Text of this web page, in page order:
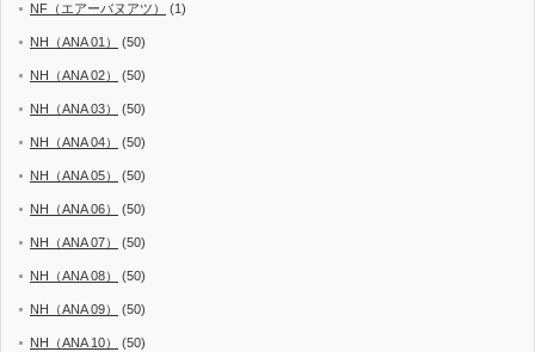
NF（エアーバヌアツ） (1)
NH（ANA 01） (50)
NH（ANA 02） (50)
NH（ANA 03） (50)
NH（ANA 04） (50)
NH（ANA 05） (50)
NH（ANA 06） (50)
NH（ANA 07） (50)
NH（ANA 08） (50)
NH（ANA 09） (50)
NH（ANA 10） (50)